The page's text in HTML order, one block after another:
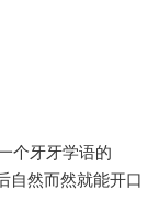
个牙牙学语的
自然而然就能开口